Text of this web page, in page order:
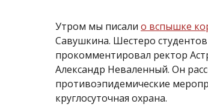
Утром мы писали о вспышке
Савушкина. Шестеро
прокомментировал ректор
Александр Неваленный. Он
противоэпидемические
круглосуточная охрана.